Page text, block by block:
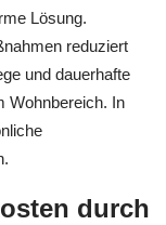
Lösung.
reduziert
und dauerhafte
Wohnbereich. In
durch